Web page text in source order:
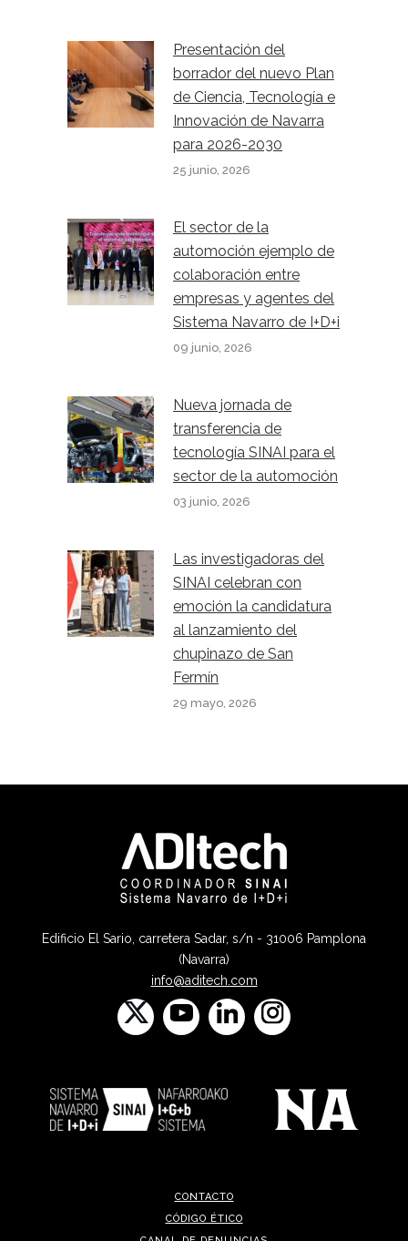
Presentación del
borrador del nuevo Plan
de Ciencia, Tecnología e
Innovación de Navarra
para 2026-2030
25 junio, 2026
El sector de la
automoción ejemplo de
colaboración entre
empresas y agentes del
Sistema Navarro de I+D+i
09 junio, 2026
Nueva jornada de
transferencia de
tecnología SINAI para el
sector de la automoción
03 junio, 2026
Las investigadoras del
SINAI celebran con
emoción la candidatura
al lanzamiento del
chupinazo de San
Fermín
29 mayo, 2026
Edificio El Sario, carretera Sadar, s/n - 31006 Pamplona
(Navarra)
info@aditech.com
CONTACTO
CÓDIGO ÉTICO